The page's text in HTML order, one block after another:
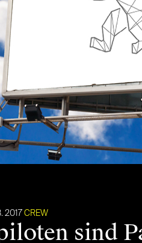
2017 CREW
sind